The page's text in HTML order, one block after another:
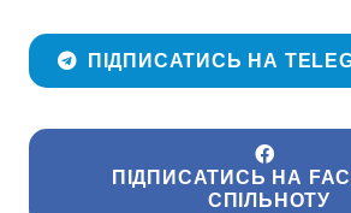
ПІДПИСАТИСЬ НА
ПІДПИСАТИСЬ НА
СПІЛЬНОТУ